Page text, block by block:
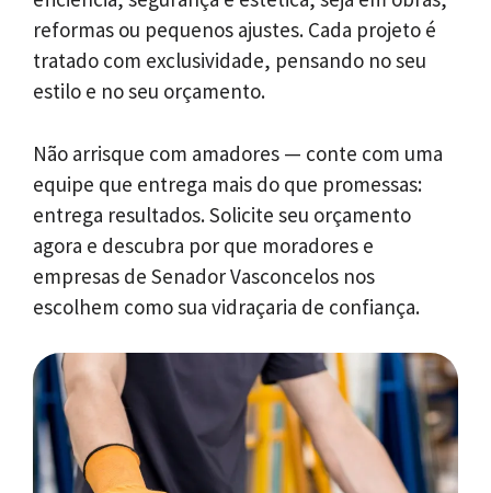
reformas ou pequenos ajustes. Cada projeto é
tratado com exclusividade, pensando no seu
estilo e no seu orçamento.
Não arrisque com amadores — conte com uma
equipe que entrega mais do que promessas:
entrega resultados. Solicite seu orçamento
agora e descubra por que moradores e
empresas de Senador Vasconcelos nos
escolhem como sua vidraçaria de confiança.